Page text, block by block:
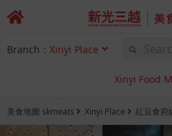
Branch： Xinyi Place
Xinyi Food
美食地圖 skmeats Xinyi Place 紅豆食府